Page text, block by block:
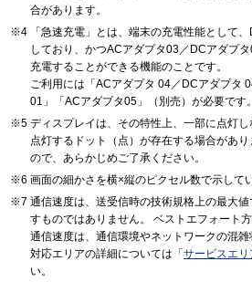
合があります。
「急速充電」とは、端末の充電性能として
しており、かつACアダプタ03／DCアダプ
充電することができる機能のことです。
ご利用には「ACアダプタ 04／DCアダプタ
01」「ACアダプタ05」（別売）が必要です。
ディスプレイは、その特性上、一部に点灯
点灯するドット（点）が存在する場合があ
ので、あらかじめご了承ください。
画面の細かさを横×縦のピクセル数で示して
通信速度は、送受信時の技術規格上の最大
すものではありません。 ベストエフォート
通信速度は、通信環境やネットワークの混雑
対応エリアの詳細については「 サービスエリ
い。